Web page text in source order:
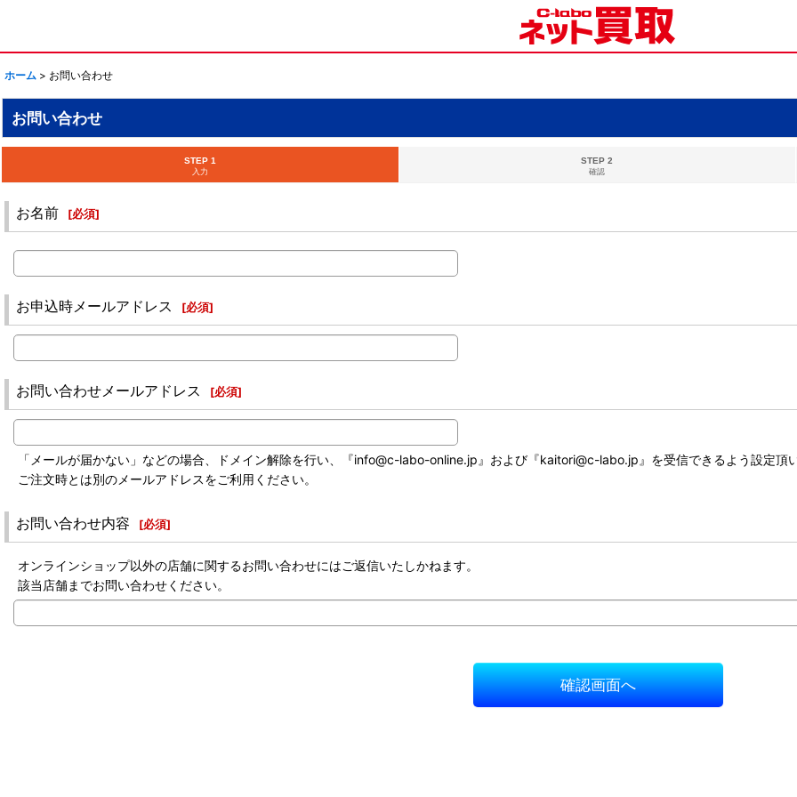
ホーム > お問い合わせ
お問い合わせ
STEP 1
入力
STEP 2
確認
お名前 [必須]
お申込時メールアドレス [必須]
お問い合わせメールアドレス [必須]
「メールが届かない」などの場合、ドメイン解除を行い、『info@c-labo-online.jp』および『kaitori@c-labo.jp』を受信できるよう設定頂
ご注文時とは別のメールアドレスをご利用ください。
お問い合わせ内容 [必須]
オンラインショップ以外の店舗に関するお問い合わせにはご返信いたしかねます。
該当店舗までお問い合わせください。
確認画面へ